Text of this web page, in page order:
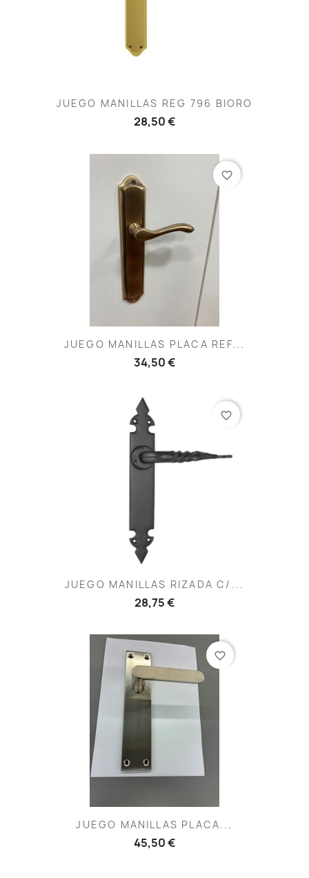
JUEGO MANILLAS REG 796 BIORO
28,50 €
JUEGO MANILLAS PLACA REF...
34,50 €
favorite_border
JUEGO MANILLAS RIZADA C/...
28,75 €
favorite_border
JUEGO MANILLAS PLACA...
45,50 €
favorite_border